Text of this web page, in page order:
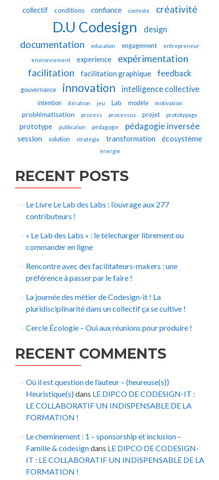
collectif conditions confiance contexte créativité
D.U Codesign design
documentation education engagement entrepreneur
environnement experience
expérimentation
facilitation
facilitation graphique feedback
gouvernance innovation intelligence collective
intention itération jeu Lab modèle motivation
problématisation process processus projet prototypage
prototype publication pédagogie pédagogie inversée
session solution stratégie transformation écosystème
énergie
RECENT POSTS
Le Livre Le Lab des Labs : l’ouvrage aux 277
contributeurs !
« Le Lab des Labs » : le télecharger librement ou
commander en ligne
Rencontre avec des facilitateurs-makers : une
préférence à passer par le faire !
La journée des métier de Codesign-it ! La
pluridisciplinarité dans un collectif ça se cultive !
Cercle Écologie – Oui aux réunions pour produire !
RECENT COMMENTS
Où il est question de l’auteur – (heureuse(s))
Heuristique(s)dans LE DIPCO DE CODESIGN-IT :
LE COLLABORATIF UN INDISPENSABLE DE LA
FORMATION !
Le cheminement : 1 – sponsorship et inclusion –
Famille & codesigndans LE DIPCO DE CODESIGN-
IT : LE COLLABORATIF UN INDISPENSABLE DE LA
FORMATION !